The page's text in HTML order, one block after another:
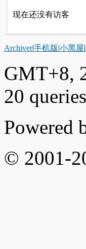
现在还没有访客
Archiver|手机版|小黑屋|
GMT+8,
20
Powered
© 2001-